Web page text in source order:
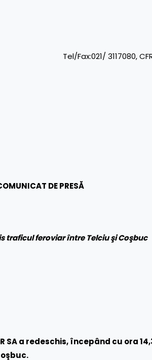
Tel/Fax:021/ 3117080, CFR
DE PRESĂ
traficul feroviar între Telciu şi Coşbuc
SA a redeschis, începând cu ora